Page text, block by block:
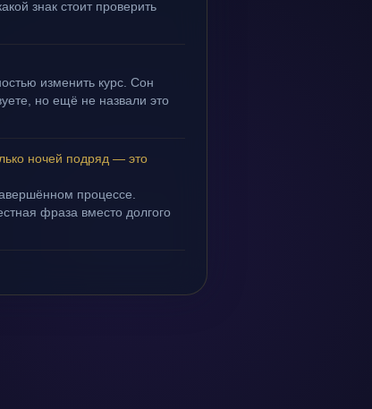
знак стоит проверить
изменить курс. Сон
но ещё не назвали это
ночей подряд — это
процессе.
фраза вместо долгого